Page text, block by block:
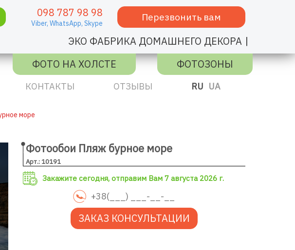
098 787 98 98
Viber, WhatsApp, Skype
Перезвонить вам
ЭКО ФАБРИКА ДОМАШНЕГО ДЕКОРА |
ФОТО НА ХОЛСТЕ ФОТОЗОНЫ
КОНТАКТЫ ОТЗЫВЫ RU UA
море
Фотообои Пляж бурное море
Арт.: 10191
Закажите сегодня, отправим Вам 7 августа 2026 г.
ЗАКАЗ КОНСУЛЬТАЦИИ